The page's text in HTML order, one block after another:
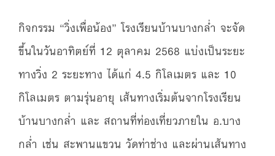
กิจกรรม “วิ่งเพื่อน้อง” โรงเรียนบ้านบางกล่ำ จะจัด
ขึ้นในวันอาทิตย์ที่ 12 ตุลาคม 2568 แบ่งเป็นระยะ
ทางวิ่ง 2 ระยะทาง ได้แก่ 4.5 กิโลเมตร และ 10
กิโลเมตร ตามรุ่นอายุ เส้นทางเริ่มต้นจากโรงเรียน
บ้านบางกล่ำ และ สถานที่ท่องเที่ยวภายใน อ.บาง
กล่ำ เช่น สะพานแขวน วัดท่าช่าง และผ่านเส้นทาง